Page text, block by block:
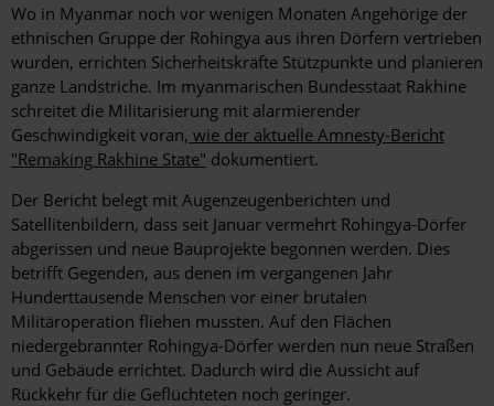
Wo in Myanmar noch vor wenigen Monaten Angehörige der
ethnischen Gruppe der Rohingya aus ihren Dörfern vertrieben
wurden, errichten Sicherheitskräfte Stützpunkte und planieren
ganze Landstriche. Im myanmarischen Bundesstaat Rakhine
schreitet die Militarisierung mit alarmierender
Geschwindigkeit voran, wie der aktuelle Amnesty-Bericht
"Remaking Rakhine State" dokumentiert.
Der Bericht belegt mit Augenzeugenberichten und
Satellitenbildern, dass seit Januar vermehrt Rohingya-Dörfer
abgerissen und neue Bauprojekte begonnen werden. Dies
betrifft Gegenden, aus denen im vergangenen Jahr
Hunderttausende Menschen vor einer brutalen
Militäroperation fliehen mussten. Auf den Flächen
niedergebrannter Rohingya-Dörfer werden nun neue Straßen
und Gebäude errichtet. Dadurch wird die Aussicht auf
Rückkehr für die Geflüchteten noch geringer.